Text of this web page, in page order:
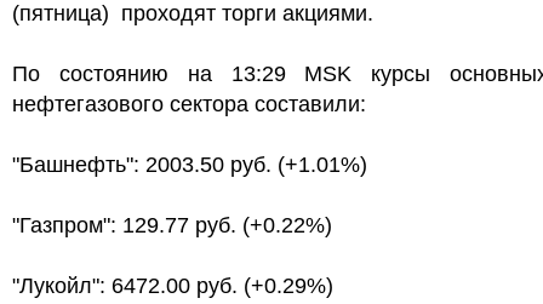
(пятница) проходят торги акциями.
По состоянию на 13:29 MSK курсы
нефтегазового сектора составили:
"Башнефть": 2003.50 руб. (+1.01%)
"Газпром": 129.77 руб. (+0.22%)
"Лукойл": 6472.00 руб. (+0.29%)